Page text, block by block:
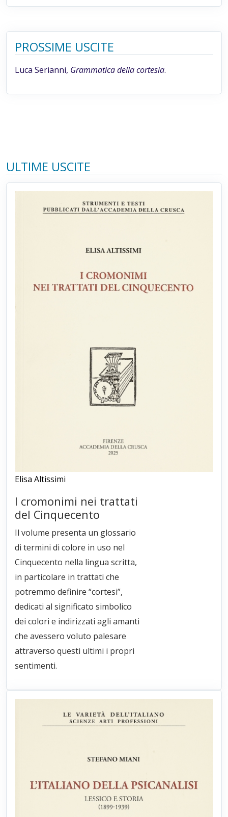
PROSSIME USCITE
Luca Serianni, Grammatica della cortesia.
ULTIME USCITE
Elisa Altissimi
I cromonimi nei trattati
del Cinquecento
Il volume presenta un glossario
di termini di colore in uso nel
Cinquecento nella lingua scritta,
in particolare in trattati che
potremmo definire “cortesi”,
dedicati al significato simbolico
dei colori e indirizzati agli amanti
che avessero voluto palesare
attraverso questi ultimi i propri
sentimenti.